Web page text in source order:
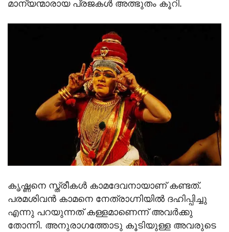
മാന്യന്മാരായ പ്രജകള്‍ അത്ഭുതം കൂറി.
കൃഷ്ണനെ സ്ത്രീകള്‍ കാമദേവനായാണ് കണ്ടത്.
പരമശിവന്‍ കാമനെ നേത്രാഗ്നിയില്‍ ദഹിപ്പിച്ചു
എന്നു പറയുന്നത് കള്ളമാണെന്ന് അവര്‍ക്കു
തോന്നി. അനുരാഗത്തോടു കൂടിയുള്ള അവരുടെ